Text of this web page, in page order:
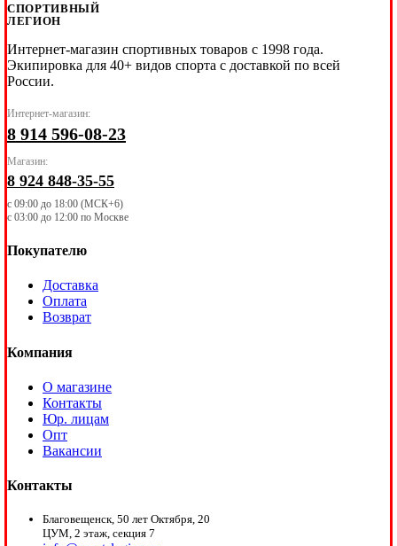
СПОРТИВНЫЙ
ЛЕГИОН
Интернет-магазин спортивных товаров с 1998 года.
Экипировка для 40+ видов спорта с доставкой по всей
России.
Интернет-магазин:
8 914 596-08-23
Магазин:
8 924 848-35-55
с 09:00 до 18:00 (МСК+6)
с 03:00 до 12:00 по Москве
Покупателю
Доставка
Оплата
Возврат
Компания
О магазине
Контакты
Юр. лицам
Опт
Вакансии
Контакты
Благовещенск, 50 лет Октября, 20
ЦУМ, 2 этаж, секция 7